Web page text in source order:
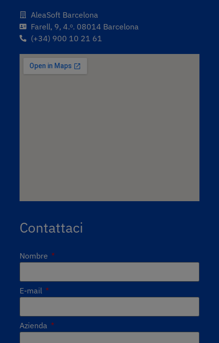
AleaSoft Barcelona
Farell, 9, 4.ᵒ. 08014 Barcelona
(+34) 900 10 21 61
Contattaci
Nombre
E-mail
Azienda